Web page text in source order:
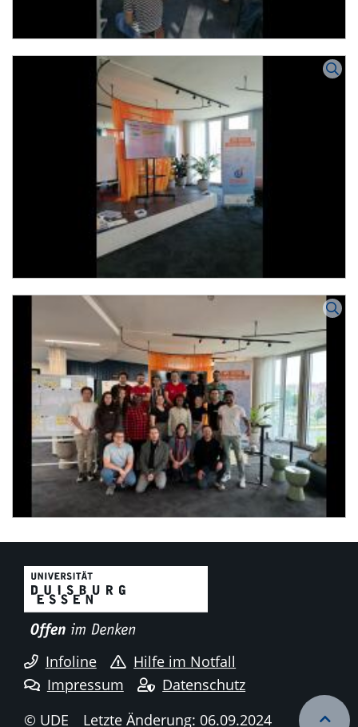
Infoline
Hilfe im Notfall
Impressum
Datenschutz
© UDE
Letzte Änderung: 06.09.2024